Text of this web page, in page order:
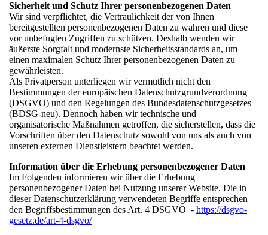
Sicherheit und Schutz Ihrer personenbezogenen Daten
Wir sind verpflichtet, die Vertraulichkeit der von Ihnen
bereitgestellten personenbezogenen Daten zu wahren und diese
vor unbefugten Zugriffen zu schützen. Deshalb wenden wir
äußerste Sorgfalt und modernste Sicherheitsstandards an, um
einen maximalen Schutz Ihrer personenbezogenen Daten zu
gewährleisten.
Als Privatperson unterliegen wir vermutlich nicht den
Bestimmungen der europäischen Datenschutzgrundverordnung
(DSGVO) und den Regelungen des Bundesdatenschutzgesetzes
(BDSG-neu). Dennoch haben wir technische und
organisatorische Maßnahmen getroffen, die sicherstellen, dass die
Vorschriften über den Datenschutz sowohl von uns als auch von
unseren externen Dienstleistern beachtet werden.
Information über die Erhebung personenbezogener Daten
Im Folgenden informieren wir über die Erhebung
personenbezogener Daten bei Nutzung unserer Website. Die in
dieser Datenschutzerklärung verwendeten Begriffe entsprechen
den Begriffsbestimmungen des Art. 4 DSGVO - https://dsgvo-
gesetz.de/art-4-dsgvo/